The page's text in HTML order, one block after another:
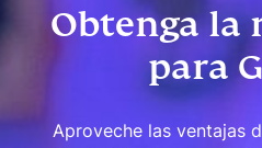
Obtenga la
para
Aproveche las ventajas